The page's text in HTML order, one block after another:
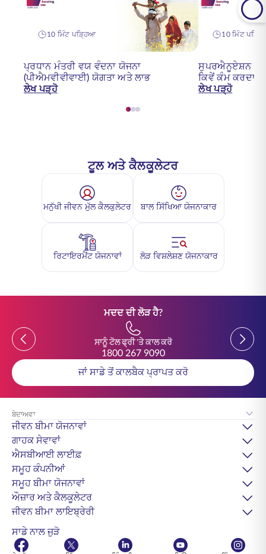
10 ਮਿੰਟ ਪੜ੍ਹਿਆ
ਪ੍ਰਧਾਨ ਮੰਤਰੀ ਵਯ ਵੰਦਨਾ ਯੋਜਨਾ
(ਪੀਐਮਵੀਵੀਵਾਈ) ਯੋਗਤਾ ਅਤੇ ਲਾਭ
ਲੇਖ ਪੜ੍ਹੋ
10 ਮਿੰਟ
ਸੁਪਰਐਨੂਏਸ਼ਨ ਕੀ
ਕਿਵੇਂ ਕੰਮ ਕਰਦਾ ਹੈ
ਲੇਖ ਪੜ੍ਹੋ
ਟੂਲ ਅਤੇ ਕੈਲਕੂਲੇਟਰ
ਮਨੁੱਖੀ ਜੀਵਨ ਮੁੱਲ ਕੈਲਕੁਲੇਟਰ ਬਾਲ ਸਿੱਖਿਆ ਯੋਜਨਾਕਾਰ
ਰਿਟਾਇਰਮੈਂਟ ਯੋਜਨਾਵਾਂ ਲੋੜ ਵਿਸ਼ਲੇਸ਼ਣ ਯੋਜਨਾਕਾਰ
ਮਦਦ ਦੀ ਲੋੜ ਹੈ?
Previous
ਸਾਨੂੰ ਟੋਲ ਫ੍ਰੀ 'ਤੇ ਕਾਲ ਕਰੋ
1800 267 9090
Previous
ਜਾਂ ਸਾਡੇ ਤੋਂ ਕਾਲਬੈਕ ਪ੍ਰਾਪਤ ਕਰੋ
ਬੇਦਾਅਵਾ
ਜੀਵਨ ਬੀਮਾ ਯੋਜਨਾਵਾਂ
ਗਾਹਕ ਸੇਵਾਵਾਂ
ਐਸਬੀਆਈ ਲਾਈਫ਼
ਸਮੂਹ ਕੰਪਨੀਆਂ
ਸਮੂਹ ਬੀਮਾ ਯੋਜਨਾਵਾਂ
ਔਜ਼ਾਰ ਅਤੇ ਕੈਲਕੂਲੇਟਰ
ਜੀਵਨ ਬੀਮਾ ਲਾਇਬ੍ਰੇਰੀ
ਸਾਡੇ ਨਾਲ ਜੁੜੋ